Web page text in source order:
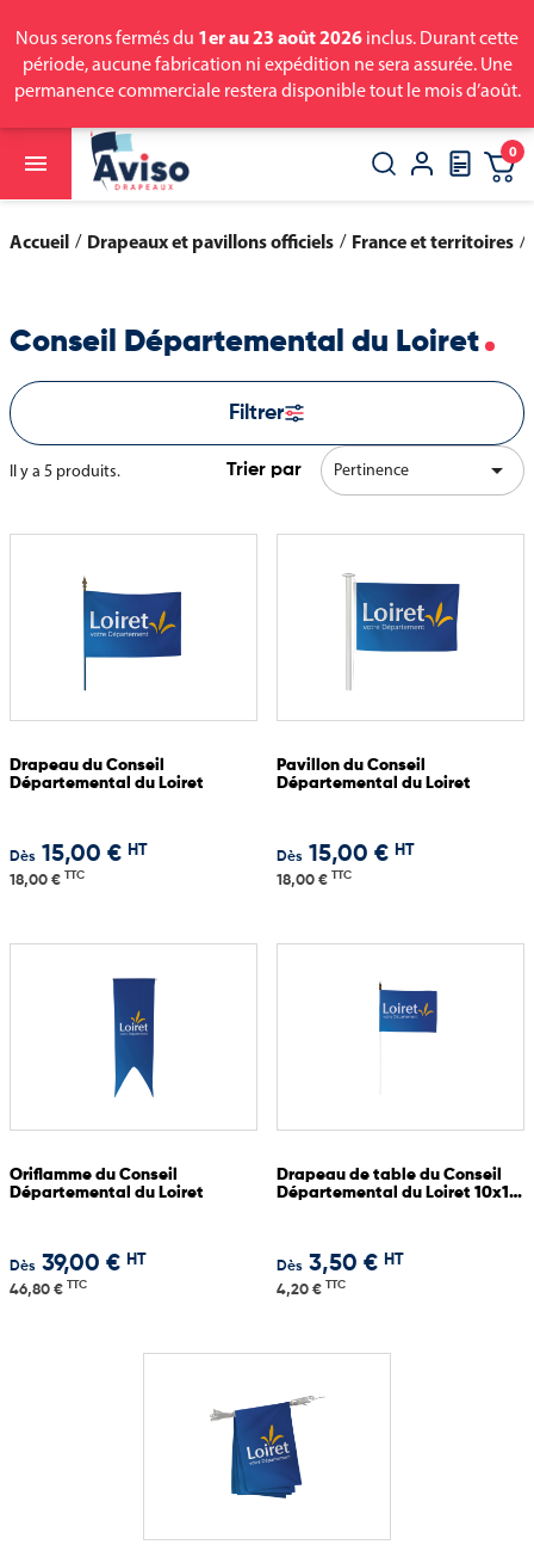
Nous serons fermés du 1er au 23 août 2026 inclus. Durant cette
période, aucune fabrication ni expédition ne sera assurée. Une
permanence commerciale restera disponible tout le mois d’août.
 0
search
Accueil Drapeaux et pavillons officiels France et territoires
Conseil Départemental du Loiret
Filtrer
Il y a 5 produits. Trier par Pertinence 
Drapeau du Conseil
Départemental du Loiret
Dès 15,00 € HT
18,00 € TTC
Pavillon du Conseil
Départemental du Loiret
Dès 15,00 € HT
18,00 € TTC
Oriflamme du Conseil
Départemental du Loiret
Dès 39,00 € HT
46,80 € TTC
Drapeau de table du Conseil
Départemental du Loiret 10x15
Dès 3,50 € HT
4,20 € TTC